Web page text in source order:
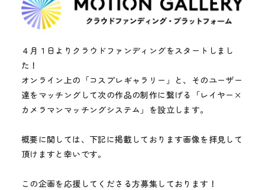
WCP
LABO
メディア
４月１日よりクラウドファンディングをスタートしまし
た！
オンライン上の「コスプレギャラリー」と、そのユーザー
達をマッチングして次の作品の制作に繋げる「レイヤー×
カメラマンマッチングシステム」を設立します。
概要に関しては、下記に掲載しております画像を拝見して
頂けますと幸いです。
この企画を応援してくださる方募集しております！